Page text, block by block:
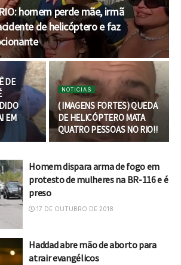
homem perde mãe, irmã
de helicóptero e faz
DE
EM
NOTICIAS
( IMAGENS FORTES) QUEDA
DE HELICÓPTERO MATA
QUATRO PESSOAS NO RIO!!
Homem dispara arma de fogo em
protesto de mulheres na BR-116 e é
preso
17 DE OUTUBRO DE 2018
Haddad abre mão de aborto para
atrair evangélicos